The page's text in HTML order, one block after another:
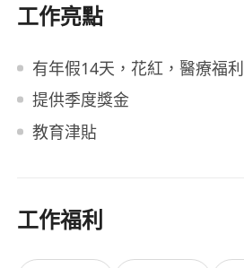
工作亮點
有年假14天，花紅，醫療福利
提供季度獎金
教育津貼
工作福利